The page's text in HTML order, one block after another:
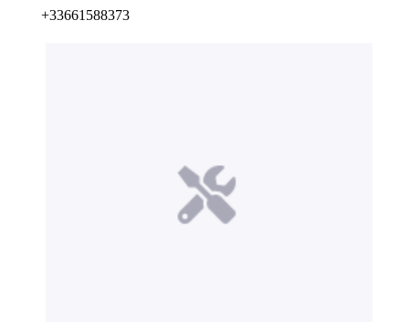
+33661588373